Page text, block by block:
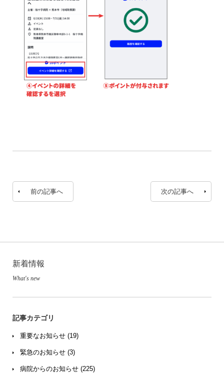
新着情報
What's new
記事カテゴリ
重要なお知らせ (19)
緊急のお知らせ (3)
病院からのお知らせ (225)
前の記事へ 次の記事へ